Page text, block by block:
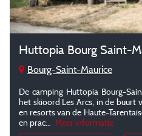
Huttopia Bourg Saint-
Bourg-Saint-Maurice
De camping Huttopia Bourg-
het skioord Les Arcs, in de buurt
en resorts van de Haute-
en prac
Meer informatie